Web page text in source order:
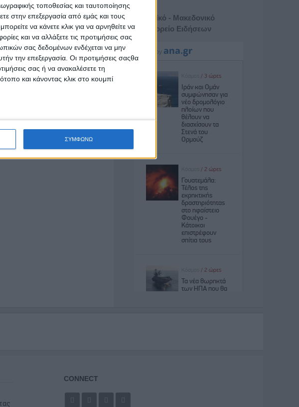
τοποθεσίας και ταυτοποίησης
στην επεξεργασία από εμάς και τους
να κάνετε κλικ για να αρνηθείτε να
και να αλλάξετε τις προτιμήσεις σας
σας δεδομένων ενδέχεται να μην
την επεξεργασία. Οι προτιμήσεις σαςθα
σας ή να ανακαλέσετε τη
και κάνοντας κλικ στο κουμπί
ΣΥΜΦΩΝΩ
Αθηναϊκό - Μακεδονικό
Πρακτορείο Ειδήσεων
CONNECT